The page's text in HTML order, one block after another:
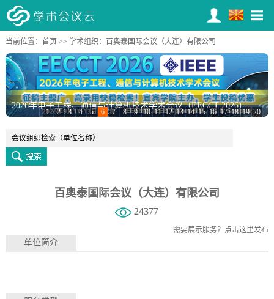
当前位置： 首页 >> 学术组织 ：百奥泰国际会议（大连）有限公司
2026年电子工程、通信与计算机技术学术会议（EECCT 2026）
1 2 3 4 5 6 7 8 9 10 11 12 13 14 15 16 17 18 19 20
百奥泰国际会议（大连）有限公司
24377
需要展示服务？ 点击这里发布
单位简介